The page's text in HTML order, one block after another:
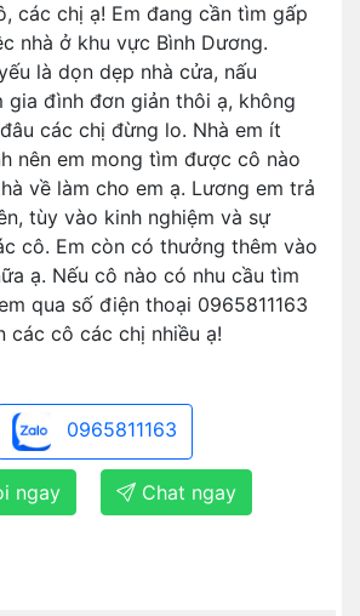
các chị ạ! Em đang cần tìm gấp
nhà ở khu vực Bình Dương.
là dọn dẹp nhà cửa, nấu
gia đình đơn giản thôi ạ, không
các chị đừng lo. Nhà em ít
nên em mong tìm được cô nào
về làm cho em ạ. Lương em trả
tùy vào kinh nghiệm và sự
cô. Em còn có thưởng thêm vào
ạ. Nếu cô nào có nhu cầu tìm
qua số điện thoại 0965811163
các cô các chị nhiều ạ!
0965811163
ngay Chat ngay